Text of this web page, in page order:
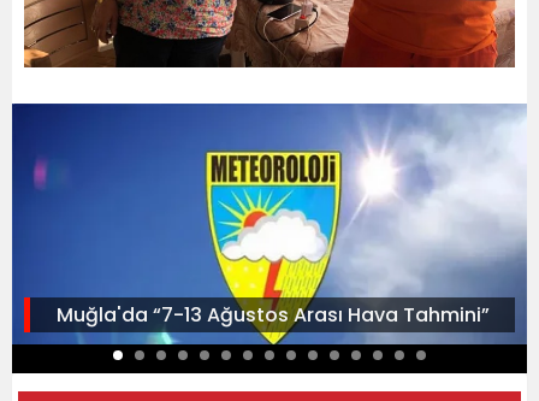
Muğla'da “7-13 Ağustos Arası Hava Tahmini”